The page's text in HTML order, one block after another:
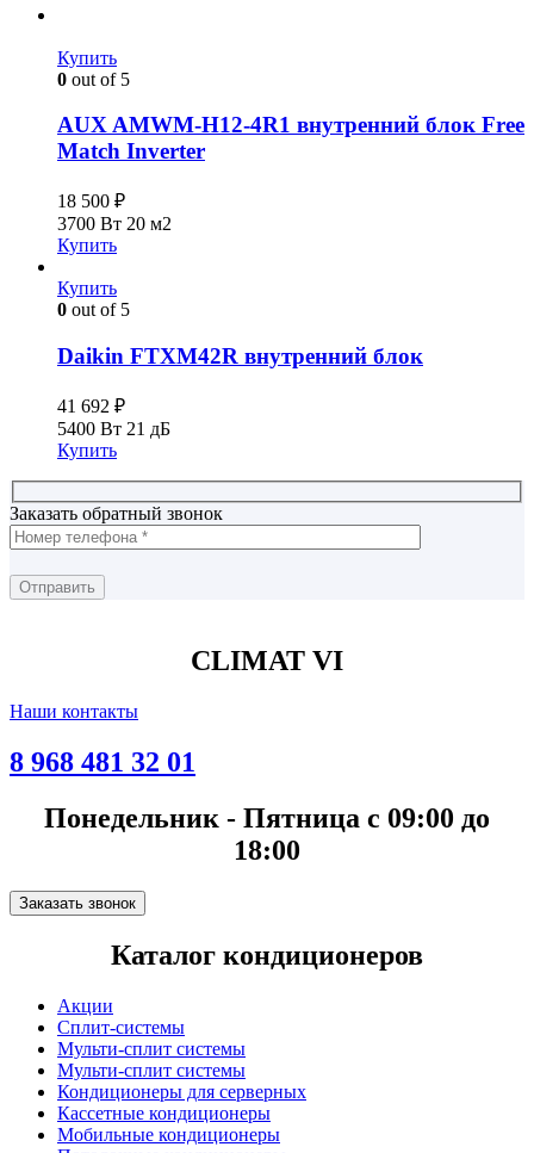
Купить
0 out of 5
AUX AMWM-H12-4R1 внутренний блок Free
Match Inverter
18 500 ₽
3700 Вт 20 м2
Купить
Купить
0 out of 5
Daikin FTXM42R внутренний блок
41 692 ₽
5400 Вт 21 дБ
Купить
Заказать обратный звонок
CLIMAT VI
Наши контакты
8 968 481 32 01
Понедельник - Пятница с 09:00 до
18:00
Заказать звонок
Каталог кондиционеров
Акции
Сплит-системы
Мульти-сплит системы
Мульти-сплит системы
Кондиционеры для серверных
Кассетные кондиционеры
Мобильные кондиционеры